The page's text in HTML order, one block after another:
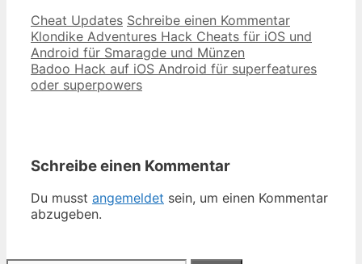
Kategorien
Cheat Updates Schreibe einen Kommentar
Beitrags-
Navigation
Klondike Adventures Hack Cheats für iOS und
Android für Smaragde und Münzen
Badoo Hack auf iOS Android für superfeatures
oder superpowers
Schreibe einen Kommentar
Du musst angemeldet sein, um einen Kommentar
abzugeben.